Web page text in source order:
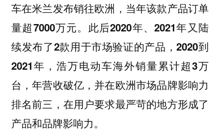
车在米兰发布销往欧洲，当年该款产品订单
量超7000万元。此后2020年、2021年又陆
续发布了2款用于市场验证的产品，2020到
2021年，浩万电动车海外销量累计超3万
台，年营收破亿，并在欧洲市场品牌影响力
排名前三，在用户要求最严苛的地方形成了
产品和品牌影响力。